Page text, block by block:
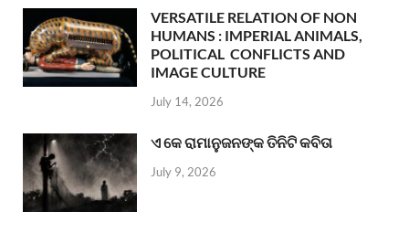
VERSATILE RELATION OF NON
HUMANS : IMPERIAL ANIMALS,
POLITICAL CONFLICTS AND
IMAGE CULTURE
July 14, 2026
ଏ କେ ରାମାନୁଜନଙ୍କ ତିନିଟି କବିତା
July 9, 2026